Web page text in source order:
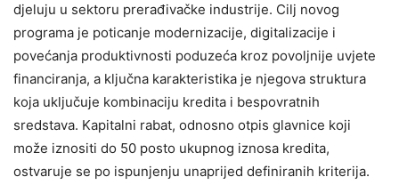
djeluju u sektoru prerađivačke industrije. Cilj novog
programa je poticanje modernizacije, digitalizacije i
povećanja produktivnosti poduzeća kroz povoljnije uvjete
financiranja, a ključna karakteristika je njegova struktura
koja uključuje kombinaciju kredita i bespovratnih
sredstava. Kapitalni rabat, odnosno otpis glavnice koji
može iznositi do 50 posto ukupnog iznosa kredita,
ostvaruje se po ispunjenju unaprijed definiranih kriterija.